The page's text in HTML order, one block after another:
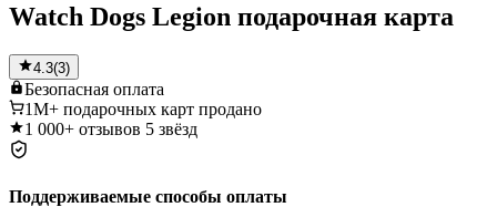
Watch Dogs Legion подарочная карта
4.3(3)
Безопасная оплата
1M+ подарочных карт продано
1 000+ отзывов 5 звёзд
Поддерживаемые способы оплаты